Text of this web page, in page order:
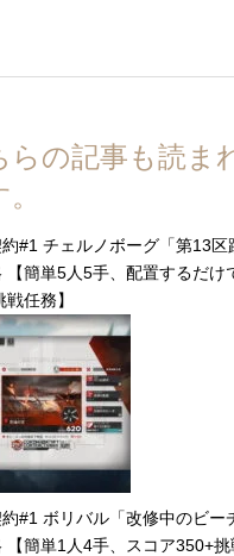
らの記事も読ま
#1 チェルノボーグ「第13区
【簡単5人5手、配置するだけ
任務】
#1 ボリバル「改修中のビー
【簡単1人4手、スコア350+挑